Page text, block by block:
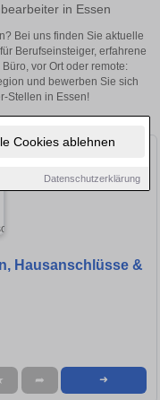
Cookies ablehnen
Datenschutzerklärung
in Essen
Bei uns finden Sie aktuelle
Berufseinsteiger, erfahrene
vor Ort oder remote:
und bewerben Sie sich
Stellen in Essen!
Hausanschlüsse &
➦ ➜